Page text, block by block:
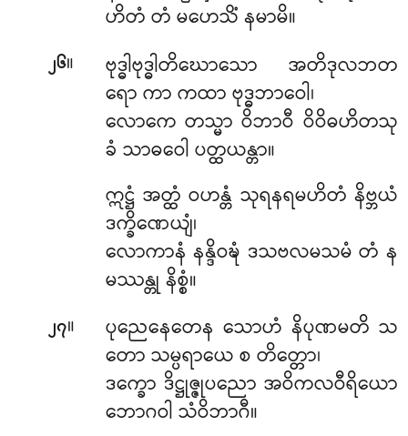
ဟိတံ တံ မဟေသိံ နမာမိ။
၂၆။
ဗုဒ္ဓါဗုဒ္ဓါတိဃောသော အတိဒုလဘတ
ရော ကာ ကထာ ဗုဒ္ဓဘာဝေါ၊
လောကေ တသ္မာ ဝိဘာဝီ ဝိဝိဓဟိတသု
ခံ သာဓဝေါ ပတ္ထယန္တာ။
ဣဋ္ဌံ အတ္ထံ ဝဟန္တံ သုရနရမဟိတံ နိဗ္ဘယံ
ဒက္ခိဏေယျံ၊
လောကာနံ နန္ဒိဝဍ္ဎံ ဒသဗလမသမံ တံ န
မဿန္တု နိစ္စံ။
၂၇။
ပုညေနေတေန သောဟံ နိပုဏမတိ သ
တော သမ္ပရာယေ စ တိတ္တော၊
ဒက္ခော ဒိဋ္ဌုဇ္ဇုပညော အဝိကလဝီရိယော
ဘောဂဝါ သံဝိဘာဂီ။